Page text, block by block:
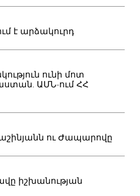
է արձակուրդ
ունի մոտ
ԱՄՆ-ում ՀՀ
ու Ժապարովը
իշխանության